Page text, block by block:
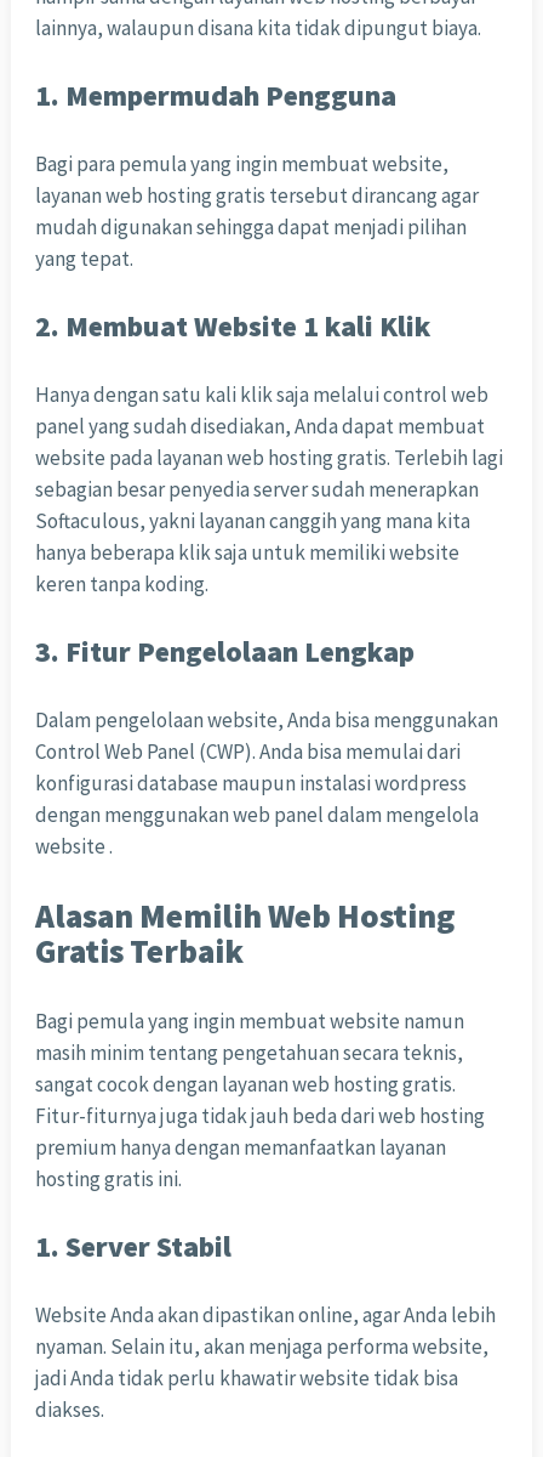
lainnya, walaupun disana kita tidak dipungut biaya.
1. Mempermudah Pengguna
Bagi para pemula yang ingin membuat website,
layanan web hosting gratis tersebut dirancang agar
mudah digunakan sehingga dapat menjadi pilihan
yang tepat.
2. Membuat Website 1 kali Klik
Hanya dengan satu kali klik saja melalui control web
panel yang sudah disediakan, Anda dapat membuat
website pada layanan web hosting gratis. Terlebih lagi
sebagian besar penyedia server sudah menerapkan
Softaculous, yakni layanan canggih yang mana kita
hanya beberapa klik saja untuk memiliki website
keren tanpa koding.
3. Fitur Pengelolaan Lengkap
Dalam pengelolaan website, Anda bisa menggunakan
Control Web Panel (CWP). Anda bisa memulai dari
konfigurasi database maupun instalasi wordpress
dengan menggunakan web panel dalam mengelola
website .
Alasan Memilih Web Hosting
Gratis Terbaik
Bagi pemula yang ingin membuat website namun
masih minim tentang pengetahuan secara teknis,
sangat cocok dengan layanan web hosting gratis.
Fitur-fiturnya juga tidak jauh beda dari web hosting
premium hanya dengan memanfaatkan layanan
hosting gratis ini.
1. Server Stabil
Website Anda akan dipastikan online, agar Anda lebih
nyaman. Selain itu, akan menjaga performa website,
jadi Anda tidak perlu khawatir website tidak bisa
diakses.